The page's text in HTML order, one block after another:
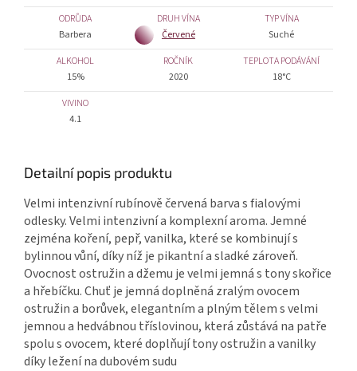
ODRŮDA
Barbera
DRUH VÍNA
Červené
TYP VÍNA
Suché
ALKOHOL
15%
ROČNÍK
2020
TEPLOTA PODÁVÁNÍ
18°C
VIVINO
4.1
Detailní popis produktu
Velmi intenzivní rubínově červená barva s fialovými
odlesky. Velmi intenzivní a komplexní aroma. Jemné
zejména koření, pepř, vanilka, které se kombinují s
bylinnou vůní, díky níž je pikantní a sladké zároveň.
Ovocnost ostružin a džemu je velmi jemná s tony skořice
a hřebíčku. Chuť je jemná doplněná zralým ovocem
ostružin a borůvek, elegantním a plným tělem s velmi
jemnou a hedvábnou tříslovinou, která zůstává na patře
spolu s ovocem, které doplňují tony ostružin a vanilky
díky ležení na dubovém sudu